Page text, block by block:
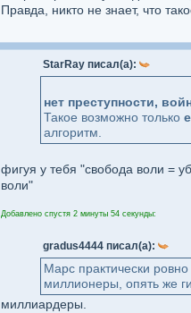
Правда, никто не знает, что
StarRay писал(а):
нет преступности,
Такое возможно только
алгоритм.
фигуя у тебя "свобода воли =
воли"
Добавлено спустя 2 минуты 54 секунды:
gradus4444 писал(а):
Марс практически
миллионеры, опять же
миллиардеры.